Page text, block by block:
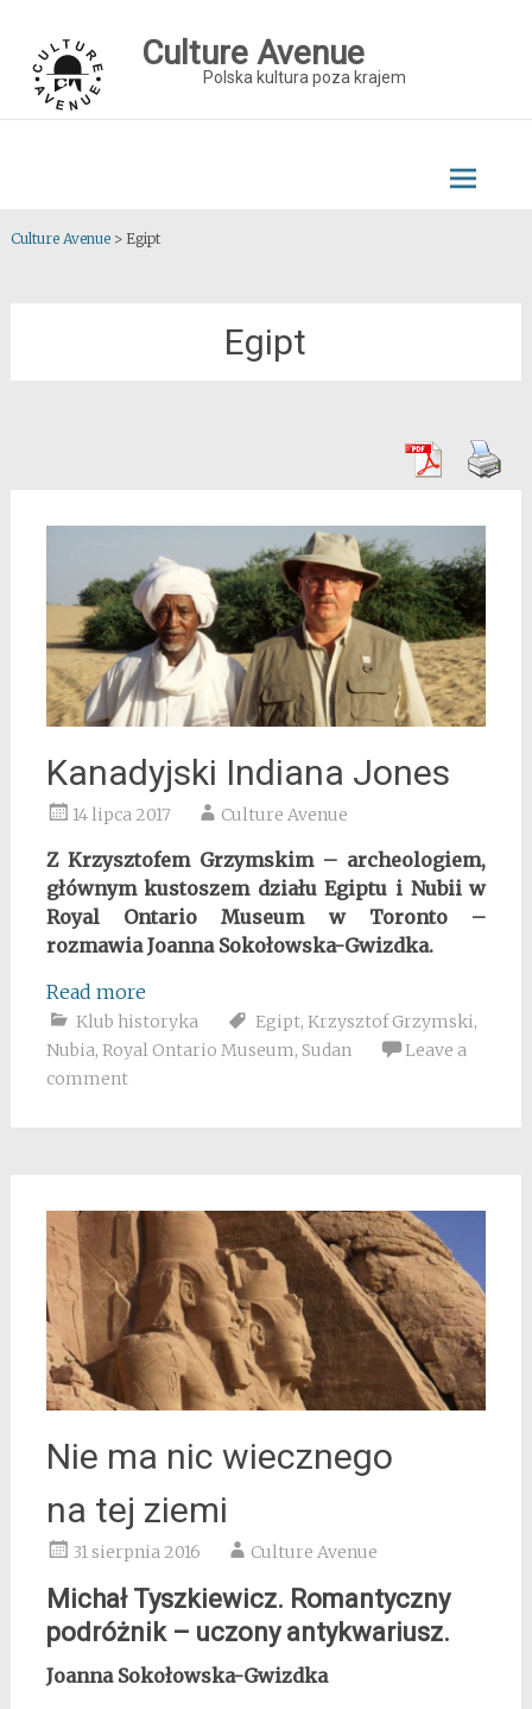
content
Culture Avenue
Polska kultura poza krajem
Culture Avenue> Egipt
Egipt
Kanadyjski Indiana Jones
14 lipca 2017 Culture Avenue
Z Krzysztofem Grzymskim – archeologiem,
głównym kustoszem działu Egiptu i Nubii w
Royal Ontario Museum w Toronto –
rozmawiaJoanna Sokołowska-Gwizdka.
Read more
Klub historyka Egipt, Krzysztof Grzymski,
Nubia, Royal Ontario Museum, Sudan
Leave a
comment
Nie ma nic wiecznego
na tej ziemi
31 sierpnia 2016 Culture Avenue
Michał Tyszkiewicz. Romantyczny
podróżnik – uczony antykwariusz.
Joanna Sokołowska-Gwizdka